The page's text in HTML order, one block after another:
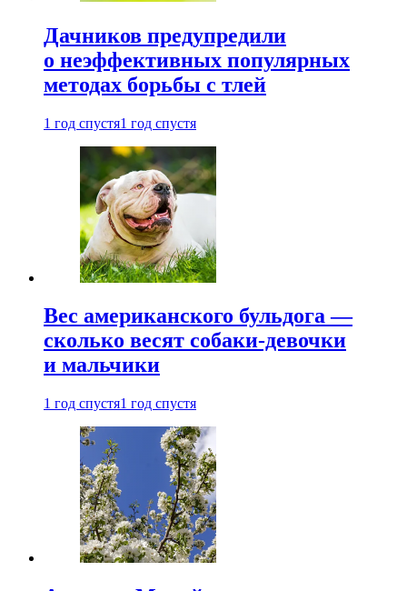
Дачников предупредили
о неэффективных популярных
методах борьбы с тлей
1 год спустя1 год спустя
Вес американского бульдога —
сколько весят собаки-девочки
и мальчики
1 год спустя1 год спустя